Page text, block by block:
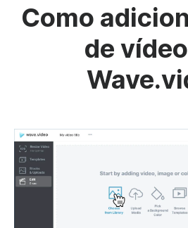
Como
de